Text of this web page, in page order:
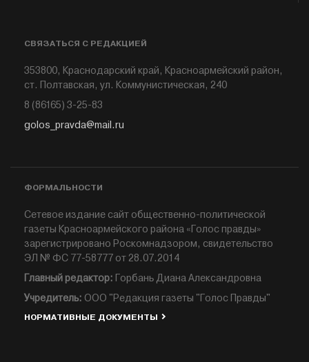
СВЯЗАТЬСЯ С РЕДАКЦИЕЙ
353800, Краснодарский край, Красноармейский район,
ст. Полтавская, ул. Коммунистическая, 240
8 (86165) 3-25-83
golos_pravda@mail.ru
ФОРМАЛЬНОСТИ
Сетевое издание сайт общественно-политической
газеты Красноармейского района «Голос правды»
зарегистрировано Роскомнадзором, свидетельство
ЭЛ № ФС 77-58777 от 28.07.2014
Главный редактор: Горбань Диана Александровна
Учредитель: ООО "Редакция газеты "Голос Правды"
НОРМАТИВНЫЕ ДОКУМЕНТЫ